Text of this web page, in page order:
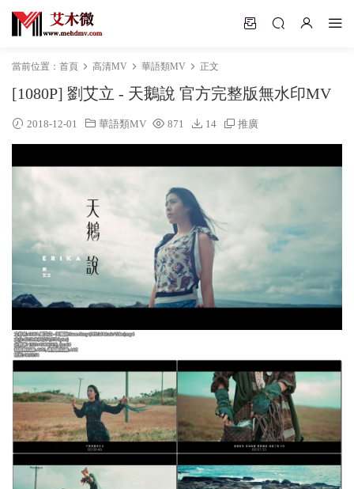
當前位置： 首頁 高清MV 華語類MV 正文
[1080P] 劉艾立 - 天鵝說 官方完整版無水印MV
2018-12-01 華語類MV 871 14 推廣